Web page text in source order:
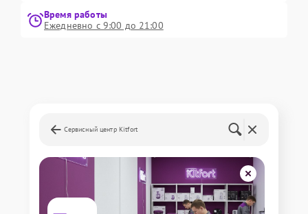
Время работы
Ежедневно с 9:00 до 21:00
Сервисный центр Kitfort